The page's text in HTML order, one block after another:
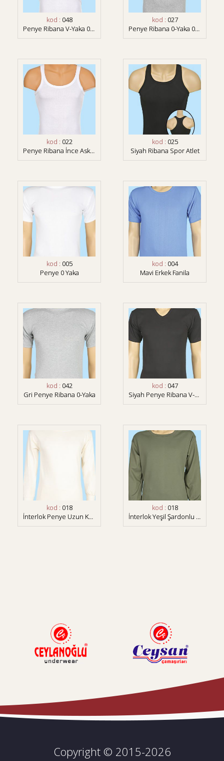
kod : 048
Penye Ribana V-Yaka 0-Kol
kod : 027
Penye Ribana 0-Yaka 0-Kol
kod : 022
Penye Ribana İnce Askılı Atlet
kod : 025
Siyah Ribana Spor Atlet
kod : 005
Penye 0 Yaka
kod : 004
Mavi Erkek Fanila
kod : 042
Gri Penye Ribana 0-Yaka
kod : 047
Siyah Penye Ribana V-Yaka
kod : 018
İnterlok Penye Uzun Kol Fanila
kod : 018
İnterlok Yeşil Şardonlu Uzun Kollu Fanila
Copyright © 2015-2026